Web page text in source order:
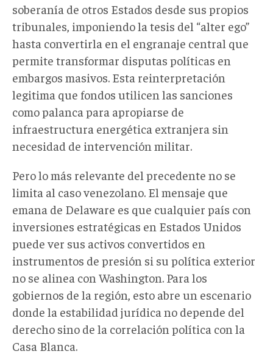
soberanía de otros Estados desde sus propios
tribunales, imponiendo la tesis del “alter ego”
hasta convertirla en el engranaje central que
permite transformar disputas políticas en
embargos masivos. Esta reinterpretación
legitima que fondos utilicen las sanciones
como palanca para apropiarse de
infraestructura energética extranjera sin
necesidad de intervención militar.
Pero lo más relevante del precedente no se
limita al caso venezolano. El mensaje que
emana de Delaware es que cualquier país con
inversiones estratégicas en Estados Unidos
puede ver sus activos convertidos en
instrumentos de presión si su política exterior
no se alinea con Washington. Para los
gobiernos de la región, esto abre un escenario
donde la estabilidad jurídica no depende del
derecho sino de la correlación política con la
Casa Blanca.